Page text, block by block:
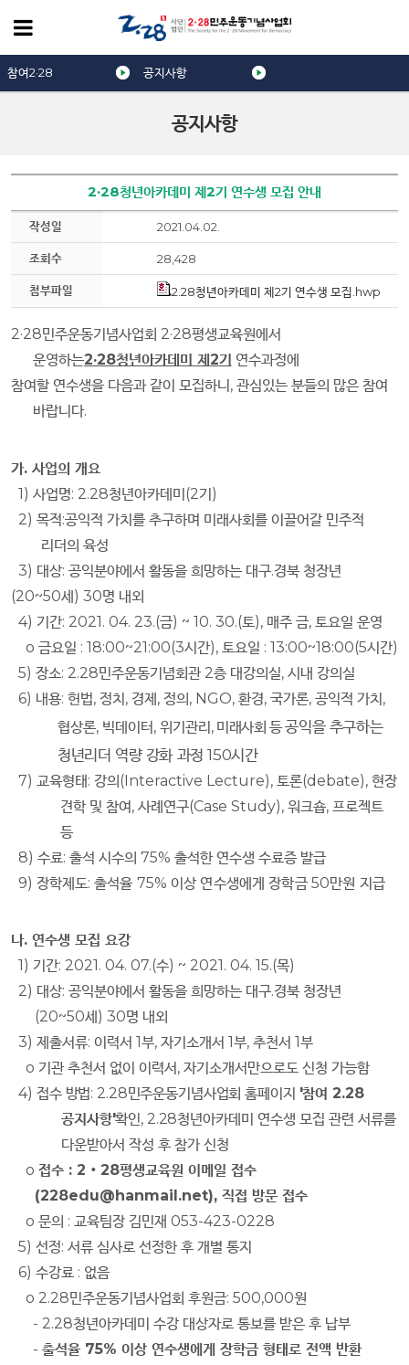
공지사항
참여2·28 공지사항
2·28청년아카데미 제2기 연수생 모집 안내
작성일 2021.04.02.
조회수 28,428
첨부파일 2.28청년아카데미 제2기 연수생 모집.hwp
2·28민주운동기념사업회 2·28평생교육원에서
운영하는2·28청년아카데미 제2기 연수과정에
참여할 연수생을 다음과 같이 모집하니, 관심있는 분들의 많은 참여
바랍니다.
가. 사업의 개요
1) 사업명: 2.28청년아카데미(2기)
2) 목적:공익적 가치를 추구하며 미래사회를 이끌어갈 민주적
리더의 육성
3) 대상: 공익분야에서 활동을 희망하는 대구.경북 청장년
(20~50세) 30명 내외
4) 기간: 2021. 04. 23.(금) ~ 10. 30.(토), 매주 금, 토요일 운영
o 금요일 : 18:00~21:00(3시간), 토요일 : 13:00~18:00(5시간)
5) 장소: 2.28민주운동기념회관 2층 대강의실, 시내 강의실
6) 내용: 헌법, 정치, 경제, 정의, NGO, 환경, 국가론, 공익적 가치,
협상론, 빅데이터, 위기관리, 미래사회 등공익을 추구하는
청년리더 역량 강화 과정150시간
7) 교육형태: 강의(Interactive Lecture), 토론(debate), 현장
견학 및 참여,사례연구(Case Study),워크숍, 프로젝트
등
8) 수료: 출석 시수의 75% 출석한 연수생 수료증 발급
9) 장학제도: 출석율 75% 이상 연수생에게 장학금 50만원 지급
나. 연수생 모집 요강
1) 기간: 2021. 04. 07.(수) ~ 2021. 04. 15.(목)
2) 대상: 공익분야에서 활동을 희망하는 대구.경북 청장년
(20~50세 ) 30명 내외
3) 제출서류: 이력서 1부, 자기소개서 1부, 추천서 1부
o 기관 추천서 없이 이력서 , 자기소개서만으로도 신청 가능함
4) 접수 방법: 2.28민주운동기념사업회 홈페이지 '참여2.28
공지사항'확인, 2.28청년아카데미 연수생 모집 관련 서류를
다운받아서 작성 후 참가 신청
o 접수 : 2 ‧ 28평생교육원 이메일 접수
(228edu@hanmail.net), 직접 방문 접수
o 문의 : 교육팀장 김민재 053-423-0228
5) 선정: 서류 심사로 선정한 후 개별 통지
6) 수강료 : 없음
o 2.28민주운동기념사업회 후원금: 500,000원
- 2.28청년아카데미 수강 대상자로 통보를 받은 후 납부
- 출석율 75% 이상 연수생에게 장학금 형태로 전액 반환